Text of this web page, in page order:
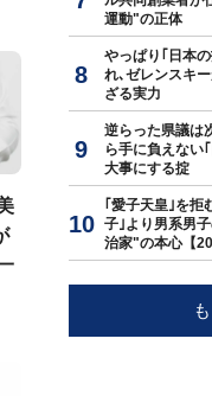
運動"の正体
やっぱり｢日本
れ､ゼレンスキ
ざる実力
逆らった県議は
ら手に負えない
大事にする掟
｢愛子天皇｣を
子｣より男系男
治家"の本心【